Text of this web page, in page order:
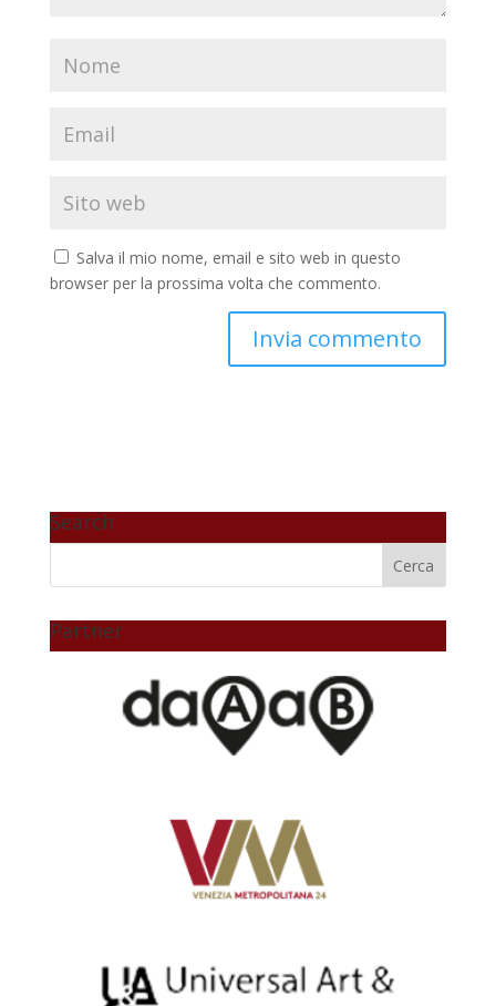
Salva il mio nome, email e sito web in questo
browser per la prossima volta che commento.
Search
Partner